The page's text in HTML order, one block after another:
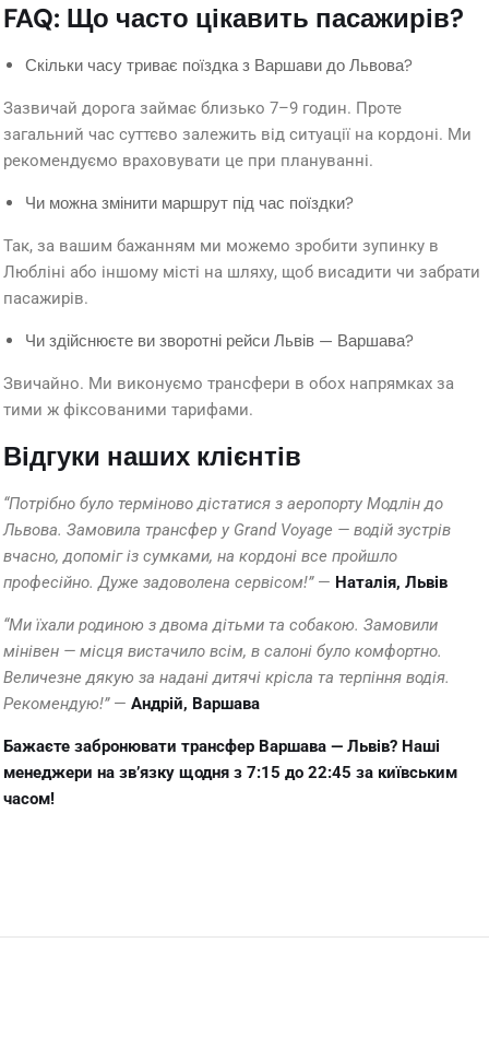
FAQ: Що часто цікавить пасажирів?
Скільки часу триває поїздка з Варшави до Львова?
Зазвичай дорога займає близько 7–9 годин. Проте
загальний час суттєво залежить від ситуації на кордоні. Ми
рекомендуємо враховувати це при плануванні.
Чи можна змінити маршрут під час поїздки?
Так, за вашим бажанням ми можемо зробити зупинку в
Любліні або іншому місті на шляху, щоб висадити чи забрати
пасажирів.
Чи здійснюєте ви зворотні рейси Львів — Варшава?
Звичайно. Ми виконуємо трансфери в обох напрямках за
тими ж фіксованими тарифами.
Відгуки наших клієнтів
“Потрібно було терміново дістатися з аеропорту Модлін до
Львова. Замовила трансфер у Grand Voyage — водій зустрів
вчасно, допоміг із сумками, на кордоні все пройшло
професійно. Дуже задоволена сервісом!”— Наталія, Львів
“Ми їхали родиною з двома дітьми та собакою. Замовили
мінівен — місця вистачило всім, в салоні було комфортно.
Величезне дякую за надані дитячі крісла та терпіння водія.
Рекомендую!”— Андрій, Варшава
Бажаєте забронювати трансфер Варшава — Львів? Наші
менеджери на зв’язку щодня з 7:15 до 22:45 за київським
часом!